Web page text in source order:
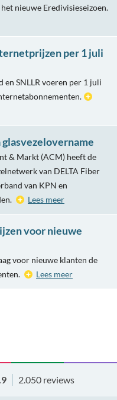
nieuwe Eredivisieseizoen.
per 1 juli
en SNLLR voeren per 1 juli
& Markt (ACM) heeft de
van DELTA Fiber
van KPN en
Lees meer
voor nieuwe
voor nieuwe klanten de
Lees meer
2.050 reviews